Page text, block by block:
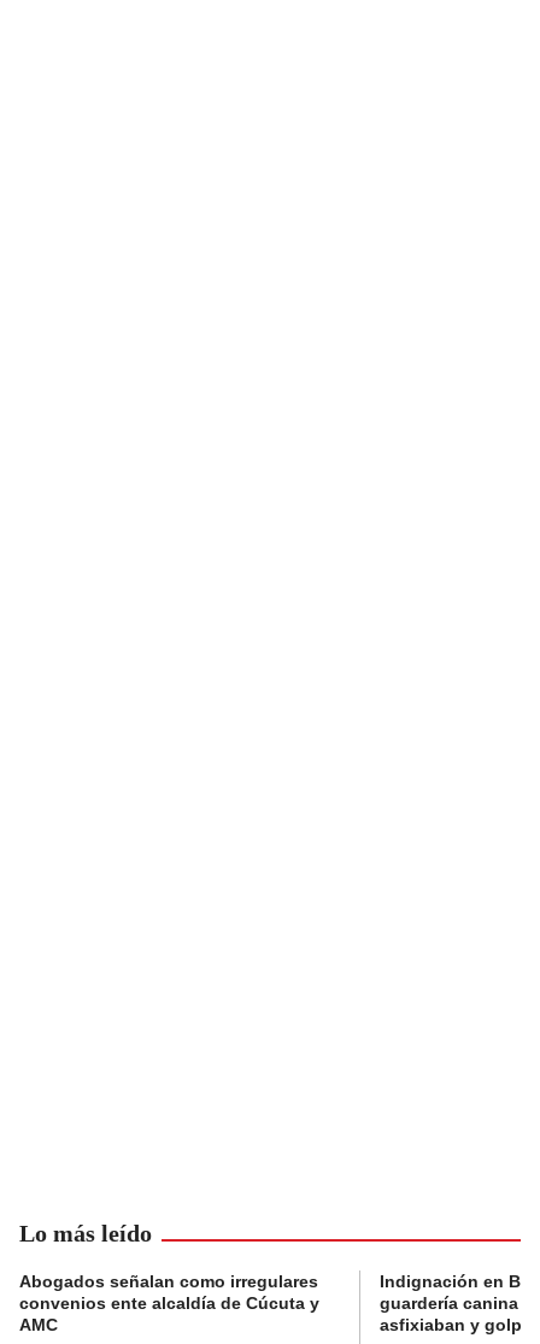
Lo más leído
Abogados señalan como irregulares
convenios ente alcaldía de Cúcuta y
AMC
Indignación en
guardería canina
asfixiaban y